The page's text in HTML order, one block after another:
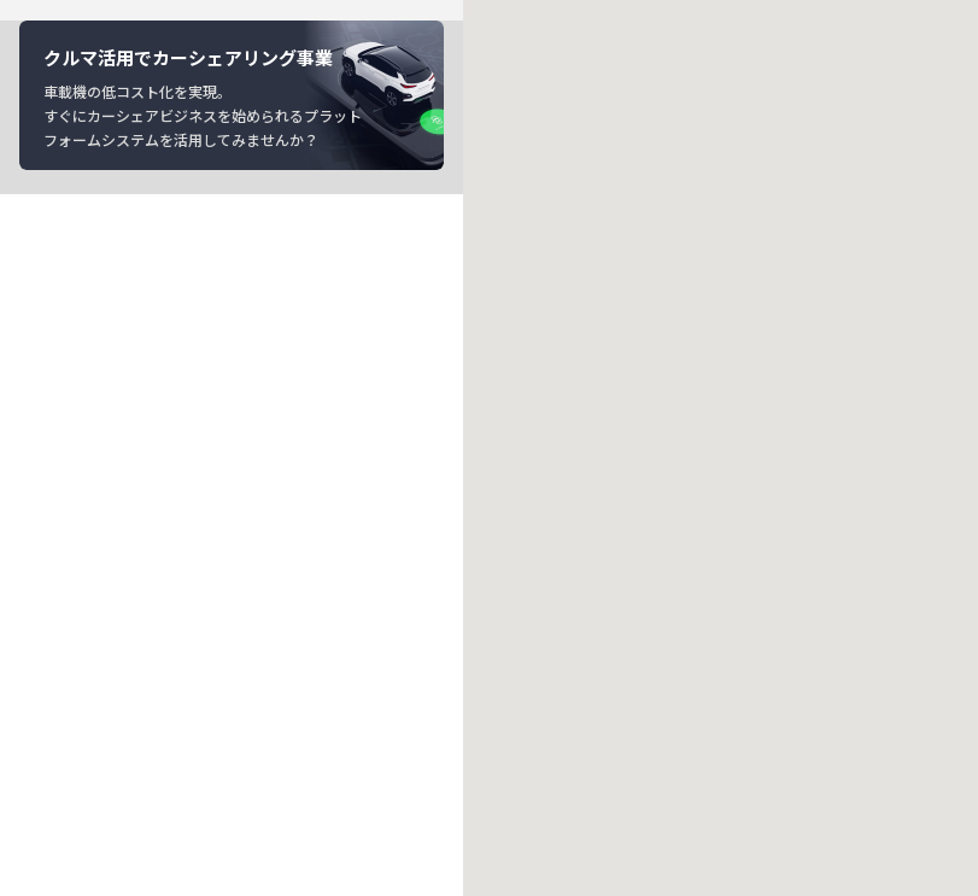
クルマ活用でカーシェアリング事業
車載機の低コスト化を実現。
すぐにカーシェアビジネスを始められるプラット
フォームシステムを活用してみませんか？